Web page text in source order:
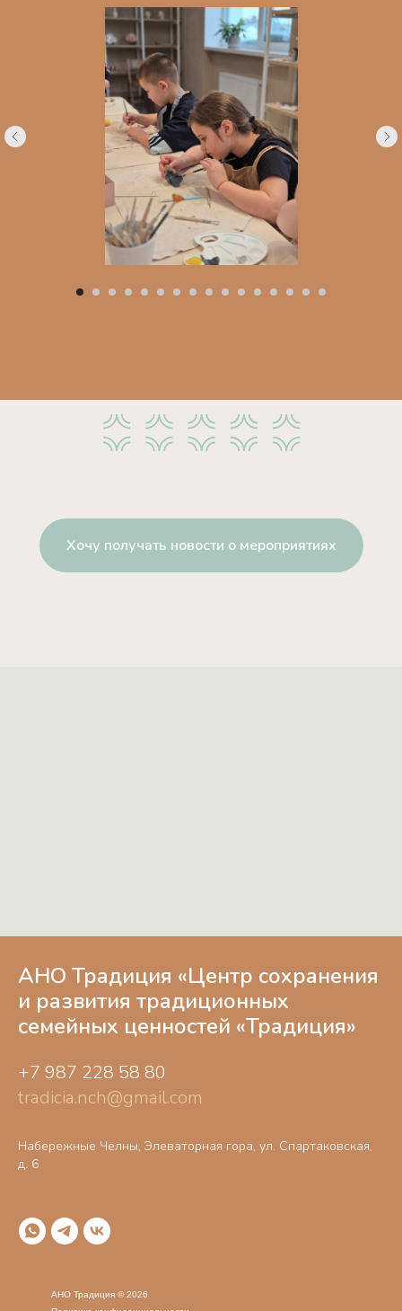
Хочу получать новости о мероприятиях
АНО Традиция «‎Центр сохранения
и развития традиционных
семейных ценностей «‎Традиция»
+7 987 228 58 80
tradicia.nch@gmail.com
Набережные Челны, Элеваторная гора, ул. Спартаковская,
д. 6
АНО Традиция © 2026